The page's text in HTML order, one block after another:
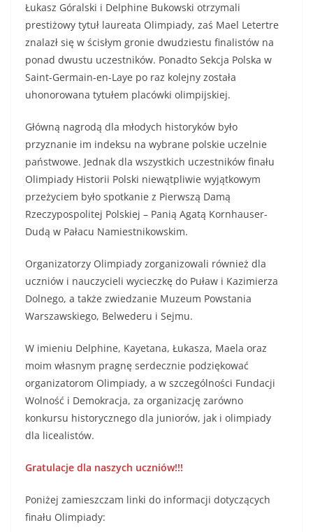
Łukasz Góralski i Delphine Bukowski otrzymali
prestiżowy tytuł laureata Olimpiady, zaś Mael Letertre
znalazł się w ścisłym gronie dwudziestu finalistów na
ponad dwustu uczestników. Ponadto Sekcja Polska w
Saint-Germain-en-Laye po raz kolejny została
uhonorowana tytułem placówki olimpijskiej.
Główną nagrodą dla młodych historyków było
przyznanie im indeksu na wybrane polskie uczelnie
państwowe. Jednak dla wszystkich uczestników finału
Olimpiady Historii Polski niewątpliwie wyjątkowym
przeżyciem było spotkanie z Pierwszą Damą
Rzeczypospolitej Polskiej – Panią Agatą Kornhauser-
Dudą w Pałacu Namiestnikowskim.
Organizatorzy Olimpiady zorganizowali również dla
uczniów i nauczycieli wycieczkę do Puław i Kazimierza
Dolnego, a także zwiedzanie Muzeum Powstania
Warszawskiego, Belwederu i Sejmu.
W imieniu Delphine, Kayetana, Łukasza, Maela oraz
moim własnym pragnę serdecznie podziękować
organizatorom Olimpiady, a w szczególności Fundacji
Wolność i Demokracja, za organizację zarówno
konkursu historycznego dla juniorów, jak i olimpiady
dla licealistów.
Gratulacje dla naszych uczniów!!!
Poniżej zamieszczam linki do informacji dotyczących
finału Olimpiady: